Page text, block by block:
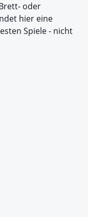
oder
hier eine
Spiele - nicht